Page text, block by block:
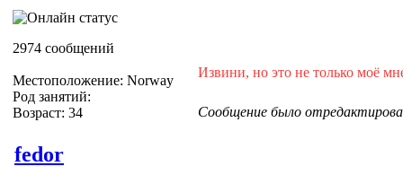
2974 сообщений
Местоположение: Norway
Род занятий:
Возраст: 34
Извини, но это не только моё
Сообщение было
fedor